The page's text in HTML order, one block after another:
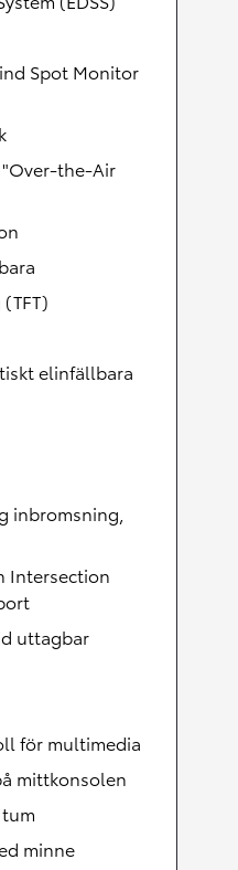
Spot Monitor
"Over-the-Air
elinfällbara
inbromsning,
Intersection
uttagbar
för multimedia
mittkonsolen
minne